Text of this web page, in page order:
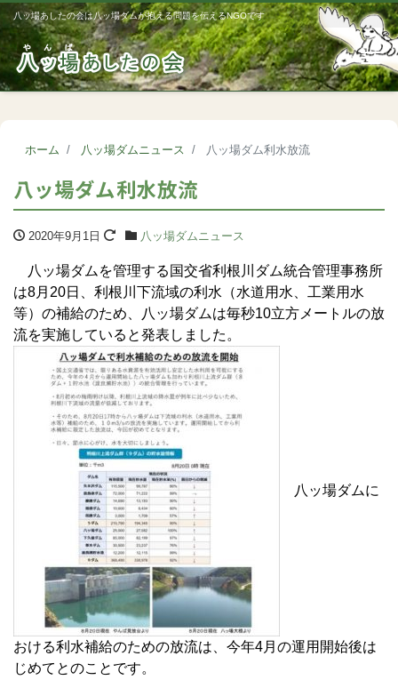
八ッ場あしたの会は八ッ場ダムが抱える問題を伝えるNGOです
ホーム 八ッ場ダムニュース 八ッ場ダム利水放流
八ッ場ダム利水放流
2020年9月1日 八ッ場ダムニュース
八ッ場ダムを管理する国交省利根川ダム統合管理事務所
は8月20日、利根川下流域の利水（水道用水、工業用水
等）の補給のため、八ッ場ダムは毎秒10立方メートルの放
流を実施していると発表しました。
八ッ場ダムに
おける利水補給のための放流は、今年4月の運用開始後は
じめてとのことです。